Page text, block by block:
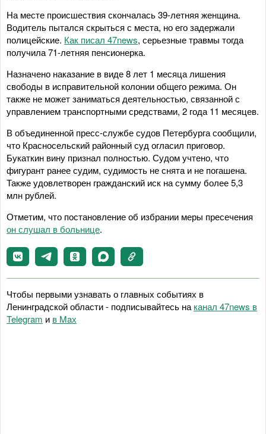
На месте происшествия скончалась 39-летняя женщина.
Водитель пытался скрыться с места, но его задержали
полицейские. Как писал 47news, серьезные травмы тогда
получила 71-летняя пенсионерка.
Назначено наказание в виде 8 лет 1 месяца лишения
свободы в исправительной колонии общего режима. Он
также не может заниматься деятельностью, связанной с
управлением транспортными средствами, 2 года 11 месяцев.
В объединенной пресс-службе судов Петербурга сообщили,
что Красносельский районный суд огласил приговор.
Букаткин вину признал полностью. Судом учтено, что
фигурант ранее судим, судимость не снята и не погашена.
Также удовлетворен гражданский иск на сумму более 5,3
млн рублей.
Отметим, что постановление об избрании меры пресечения
он слушал в больнице.
Чтобы первыми узнавать о главных событиях в
Ленинградской области - подписывайтесь на канал 47news в
Telegram и в Maх